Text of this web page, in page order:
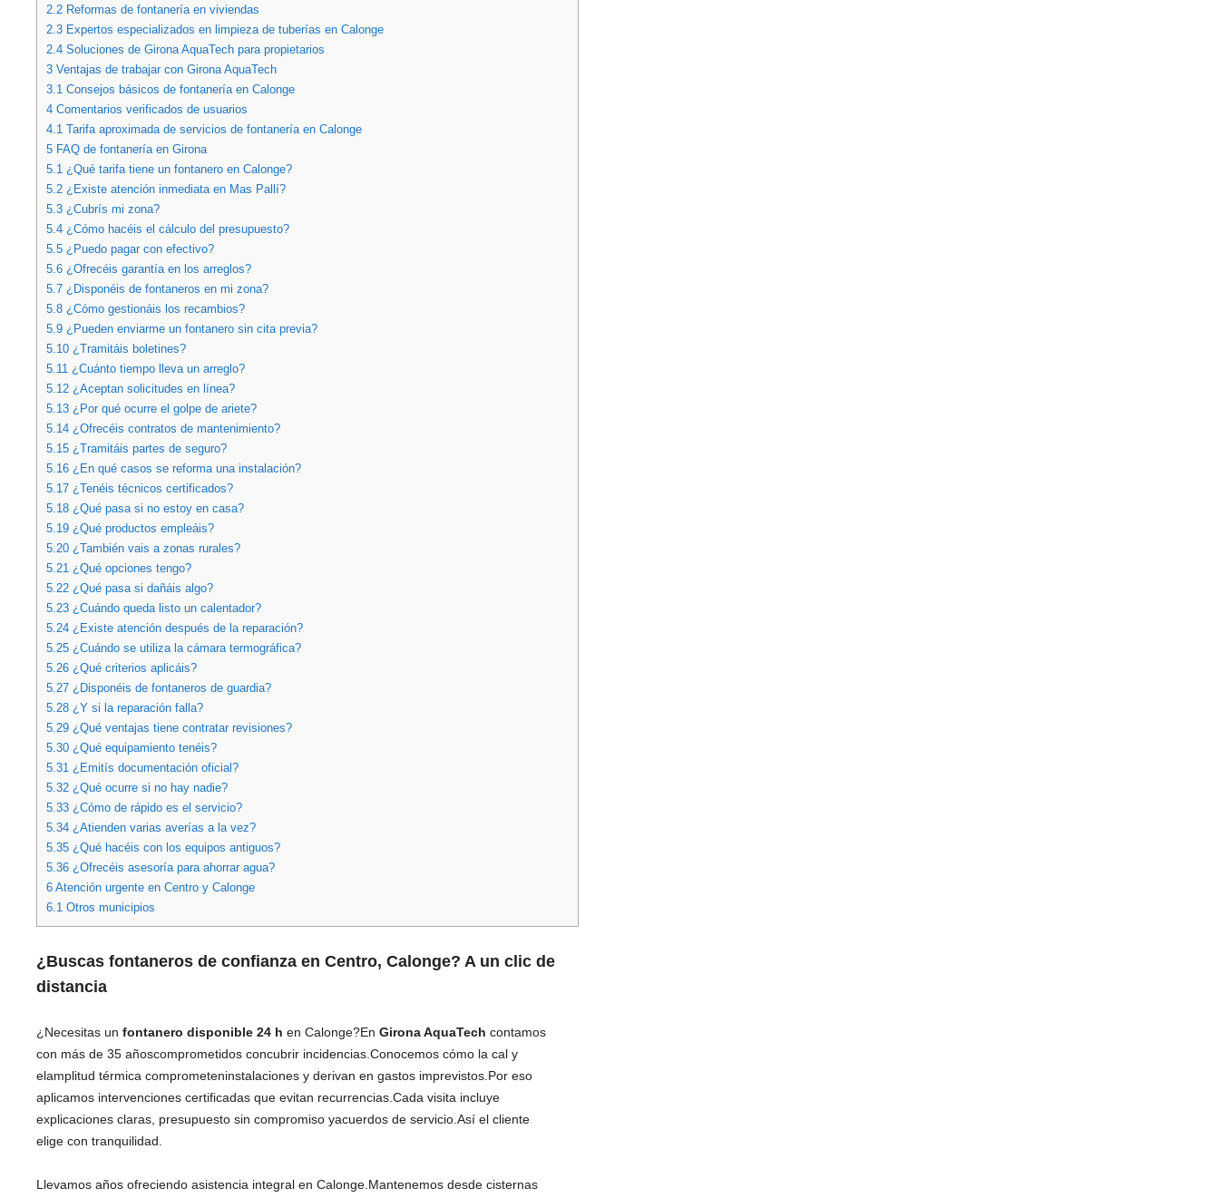
2.2 Reformas de fontanería en viviendas
2.3 Expertos especializados en limpieza de tuberías en Calonge
2.4 Soluciones de Girona AquaTech para propietarios
3 Ventajas de trabajar con Girona AquaTech
3.1 Consejos básicos de fontanería en Calonge
4 Comentarios verificados de usuarios
4.1 Tarifa aproximada de servicios de fontanería en Calonge
5 FAQ de fontanería en Girona
5.1 ¿Qué tarifa tiene un fontanero en Calonge?
5.2 ¿Existe atención inmediata en Mas Pallí?
5.3 ¿Cubrís mi zona?
5.4 ¿Cómo hacéis el cálculo del presupuesto?
5.5 ¿Puedo pagar con efectivo?
5.6 ¿Ofrecéis garantía en los arreglos?
5.7 ¿Disponéis de fontaneros en mi zona?
5.8 ¿Cómo gestionáis los recambios?
5.9 ¿Pueden enviarme un fontanero sin cita previa?
5.10 ¿Tramitáis boletines?
5.11 ¿Cuánto tiempo lleva un arreglo?
5.12 ¿Aceptan solicitudes en línea?
5.13 ¿Por qué ocurre el golpe de ariete?
5.14 ¿Ofrecéis contratos de mantenimiento?
5.15 ¿Tramitáis partes de seguro?
5.16 ¿En qué casos se reforma una instalación?
5.17 ¿Tenéis técnicos certificados?
5.18 ¿Qué pasa si no estoy en casa?
5.19 ¿Qué productos empleáis?
5.20 ¿También vais a zonas rurales?
5.21 ¿Qué opciones tengo?
5.22 ¿Qué pasa si dañáis algo?
5.23 ¿Cuándo queda listo un calentador?
5.24 ¿Existe atención después de la reparación?
5.25 ¿Cuándo se utiliza la cámara termográfica?
5.26 ¿Qué criterios aplicáis?
5.27 ¿Disponéis de fontaneros de guardia?
5.28 ¿Y si la reparación falla?
5.29 ¿Qué ventajas tiene contratar revisiones?
5.30 ¿Qué equipamiento tenéis?
5.31 ¿Emitís documentación oficial?
5.32 ¿Qué ocurre si no hay nadie?
5.33 ¿Cómo de rápido es el servicio?
5.34 ¿Atienden varias averías a la vez?
5.35 ¿Qué hacéis con los equipos antiguos?
5.36 ¿Ofrecéis asesoría para ahorrar agua?
6 Atención urgente en Centro y Calonge
6.1 Otros municipios
¿Buscas fontaneros de confianza en Centro, Calonge? A un clic de
distancia
¿Necesitas un fontanero disponible 24 h en Calonge?En Girona AquaTech contamos
con más de 35 añoscomprometidos concubrir incidencias.Conocemos cómo la cal y
elamplitud térmica comprometeninstalaciones y derivan en gastos imprevistos.Por eso
aplicamos intervenciones certificadas que evitan recurrencias.Cada visita incluye
explicaciones claras, presupuesto sin compromiso yacuerdos de servicio.Así el cliente
elige con tranquilidad.
Llevamos años ofreciendo asistencia integral en Calonge.Mantenemos desde cisternas